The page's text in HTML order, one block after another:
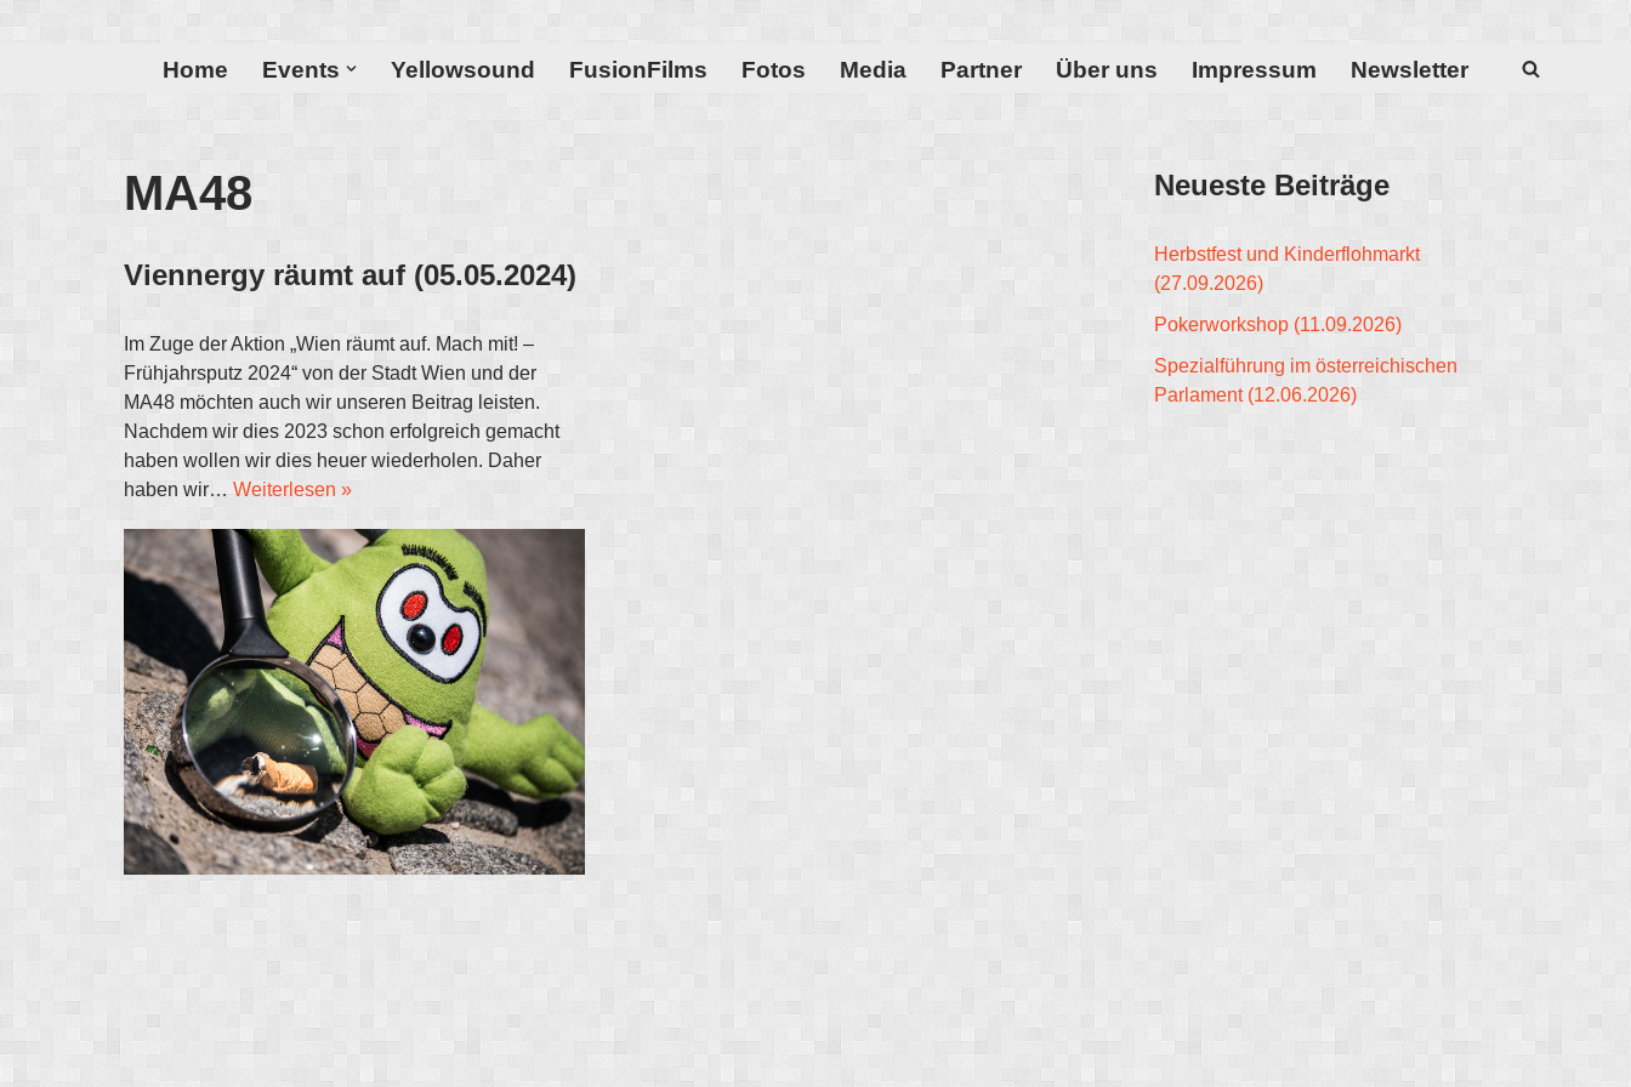
Home Events Yellowsound FusionFilms Fotos Media Partner Über uns Impressum Newsletter
MA48
Viennergy räumt auf (05.05.2024)
Im Zuge der Aktion „Wien räumt auf. Mach mit! –
Frühjahrsputz 2024“ von der Stadt Wien und der
MA48 möchten auch wir unseren Beitrag leisten.
Nachdem wir dies 2023 schon erfolgreich gemacht
haben wollen wir dies heuer wiederholen. Daher
haben wir…Weiterlesen »
Neueste Beiträge
Herbstfest und Kinderflohmarkt
(27.09.2026)
Pokerworkshop (11.09.2026)
Spezialführung im österreichischen
Parlament (12.06.2026)